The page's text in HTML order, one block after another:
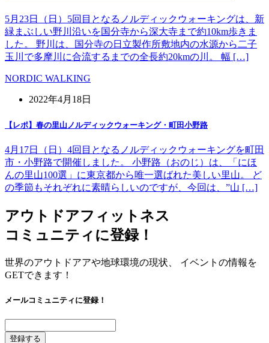
5月23日（日）5回目となるノルディックウォーキングは、新
緑まぶしい野川沿いを国分寺から深大寺まで約10km歩きま
した。 野川は、国分寺の日立製作所敷地内の水源から二子
玉川で多摩川に合流するまでの全長約20kmの川。 幅 […]
NORDIC WALKING
2022年4月18日
【レポ】春の里山ノルディックウォーキング・町田小野路
4月17日（日）4回目となるノルディックウォーキングを町田
市・小野路で開催しました。 小野路（おのじ）は、「にほ
んの里山100選」に東京都から唯一選ばれた美しい里山。 ど
の季節もそれぞれに素晴らしいのですが、今回は、”山 […]
アウトドアフィットネス
コミュニティに登録！
世界のアウトドアアや地球環境の現状、 イベントの情報を
GETできます！
メールコミュニティに登録！